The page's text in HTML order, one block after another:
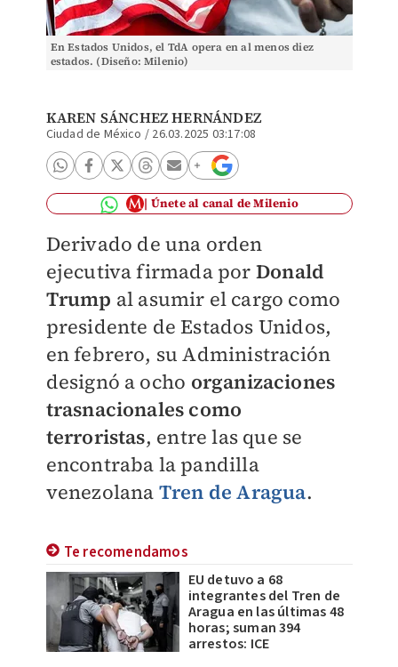
En Estados Unidos, el TdA opera en al menos diez
estados. (Diseño: Milenio)
KAREN SÁNCHEZ HERNÁNDEZ
Ciudad de México / 26.03.2025 03:17:08
Únete al canal de Milenio
Derivado de una orden
ejecutiva firmada por Donald
Trump al asumir el cargo como
presidente de Estados Unidos,
en febrero, su Administración
designó a ocho organizaciones
trasnacionales como
terroristas, entre las que se
encontraba la pandilla
venezolana Tren de Aragua.
Te recomendamos
EU detuvo a 68
integrantes del Tren de
Aragua en las últimas 48
horas; suman 394
arrestos: ICE